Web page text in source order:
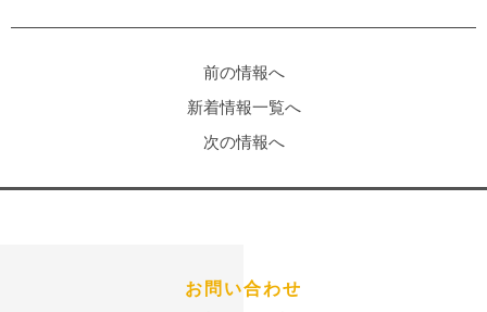
前の情報へ
新着情報一覧へ
次の情報へ
お問い合わせ